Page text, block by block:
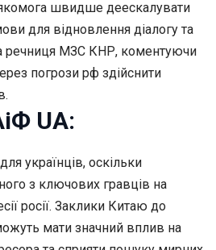
швидше деескалувати
для відновлення діалогу та
речниця МЗС КНР, коментуючи
погрози рф здійснити
UA:
українців, оскільки
з ключових гравців на
росії. Заклики Китаю до
мати значний вплив на